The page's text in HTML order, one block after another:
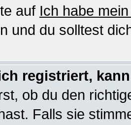
auf Ich habe
und du solltest
registriert,
ob du den
Falls sie